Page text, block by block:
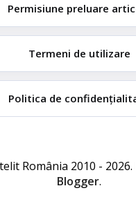
Permisiune preluare
Termeni de utilizare
Politica de
România 2010 -
Blogger.